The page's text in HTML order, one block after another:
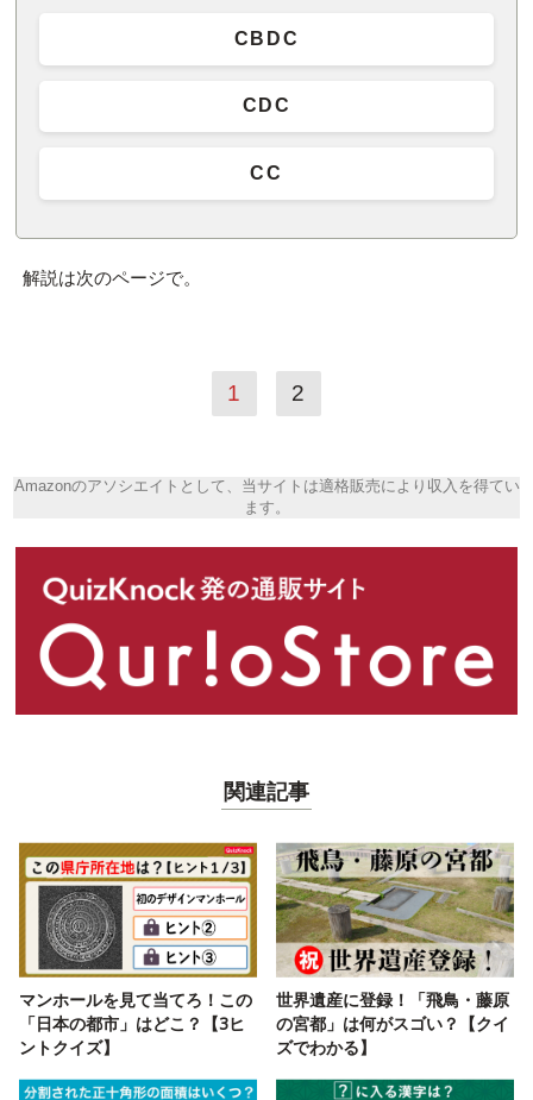
CBDC
CDC
CC
解説は次のページで。
1 2
Amazonのアソシエイトとして、当サイトは適格販売により収入を得てい
ます。
関連記事
マンホールを見て当てろ！この
「日本の都市」はどこ？【3ヒ
ントクイズ】
世界遺産に登録！「飛鳥・藤原
の宮都」は何がスゴい？【クイ
ズでわかる】